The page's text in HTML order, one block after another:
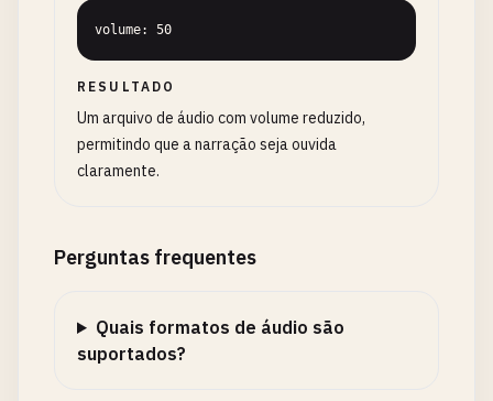
volume: 50
RESULTADO
Um arquivo de áudio com volume reduzido,
permitindo que a narração seja ouvida
claramente.
Perguntas frequentes
Quais formatos de áudio são
suportados?